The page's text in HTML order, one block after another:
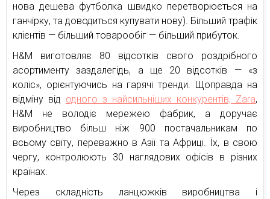
нова дешева футболка швидко перетворюється на
ганчірку, та доводиться купувати нову). Більший трафік
клієнтів — більший товарообіг — більший прибуток.
H&M виготовляє 80 відсотків свого роздрібного
асортименту заздалегідь, а ще 20 відсотків — «з
коліс», орієнтуючись на гарячі тренди. Щоправда на
відміну від одного з найсильніших конкурентів, Zara,
H&M не володіє мережею фабрик, а доручає
виробництво більш ніж 900 постачальникам по
всьому світу, переважно в Азії та Африці. Їх, в свою
чергу, контролюють 30 наглядових офісів в різних
країнах.
Через складність ланцюжків виробництва і